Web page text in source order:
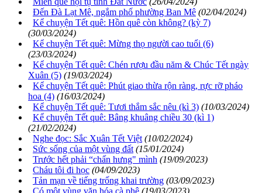
Đến Đà Lạt Mê, ngắm phố phường Ban Mê (02/04/2024)
Kể chuyện Tết quê: Hồn quê còn không? (kỳ 7)
(30/03/2024)
Kể chuyện Tết quê: Mừng thọ người cao tuổi (6)
(23/03/2024)
Kể chuyện Tết quê: Chén rượu đầu năm & Chúc Tết ngày
Xuân (5) (19/03/2024)
Kể chuyện Tết quê: Phút giao thừa rộn ràng, rực rỡ pháo
hoa (4) (16/03/2024)
Kể chuyện Tết quê: Tươi thắm sắc nêu (kì 3) (10/03/2024)
Kể chuyện Tết quê: Bâng khuâng chiều 30 (kì 1)
(21/02/2024)
Nghe đọc: Sắc Xuân Tết Việt (10/02/2024)
Sức sống của một vùng đất (15/01/2024)
Trước hết phải “chấn hưng" mình (19/09/2023)
Cháu tôi đi học (04/09/2023)
Tản mạn về tiếng trống khai trường (03/09/2023)
Có một vùng văn hóa cà phê (19/03/2023)